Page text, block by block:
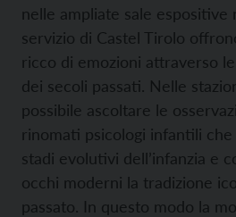
nelle ampliate sale espositive
servizio di Castel Tirolo
ricco di emozioni attraverso
dei secoli passati. Nelle
possibile ascoltare le
rinomati psicologi infantili
stadi evolutivi dell’infanzia e
occhi moderni la tradizione
passato. In questo modo la